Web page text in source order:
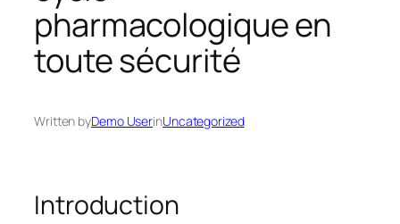
pharmacologique en
toute sécurité
Written byDemo UserinUncategorized
Introduction